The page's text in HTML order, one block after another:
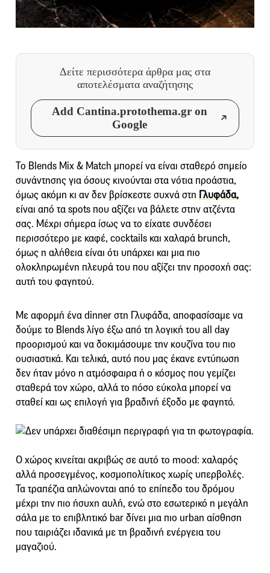
Δείτε περισσότερα άρθρα μας στα
αποτελέσματα αναζήτησης
Add Cantina.protothema.gr on
Google
Το Blends Mix & Match μπορεί να είναι σταθερό σημείο
συνάντησης για όσους κινούνται στα νότια προάστια,
όμως ακόμη κι αν δεν βρίσκεστε συχνά στη Γλυφάδα,
είναι από τα spots που αξίζει να βάλετε στην ατζέντα
σας. Μέχρι σήμερα ίσως να το είχατε συνδέσει
περισσότερο με καφέ, cocktails και χαλαρά brunch,
όμως η αλήθεια είναι ότι υπάρχει και μια πιο
ολοκληρωμένη πλευρά του που αξίζει την προσοχή σας:
αυτή του φαγητού.
Με αφορμή ένα dinner στη Γλυφάδα, αποφασίσαμε να
δούμε το Blends λίγο έξω από τη λογική του all day
προορισμού και να δοκιμάσουμε την κουζίνα του πιο
ουσιαστικά. Και τελικά, αυτό που μας έκανε εντύπωση
δεν ήταν μόνο η ατμόσφαιρα ή ο κόσμος που γεμίζει
σταθερά τον χώρο, αλλά το πόσο εύκολα μπορεί να
σταθεί και ως επιλογή για βραδινή έξοδο με φαγητό.
Ο χώρος κινείται ακριβώς σε αυτό το mood: χαλαρός
αλλά προσεγμένος, κοσμοπολίτικος χωρίς υπερβολές.
Τα τραπέζια απλώνονται από το επίπεδο του δρόμου
μέχρι την πιο ήσυχη αυλή, ενώ στο εσωτερικό η μεγάλη
σάλα με το επιβλητικό bar δίνει μια πιο urban αίσθηση
που ταιριάζει ιδανικά με τη βραδινή ενέργεια του
μαγαζιού.